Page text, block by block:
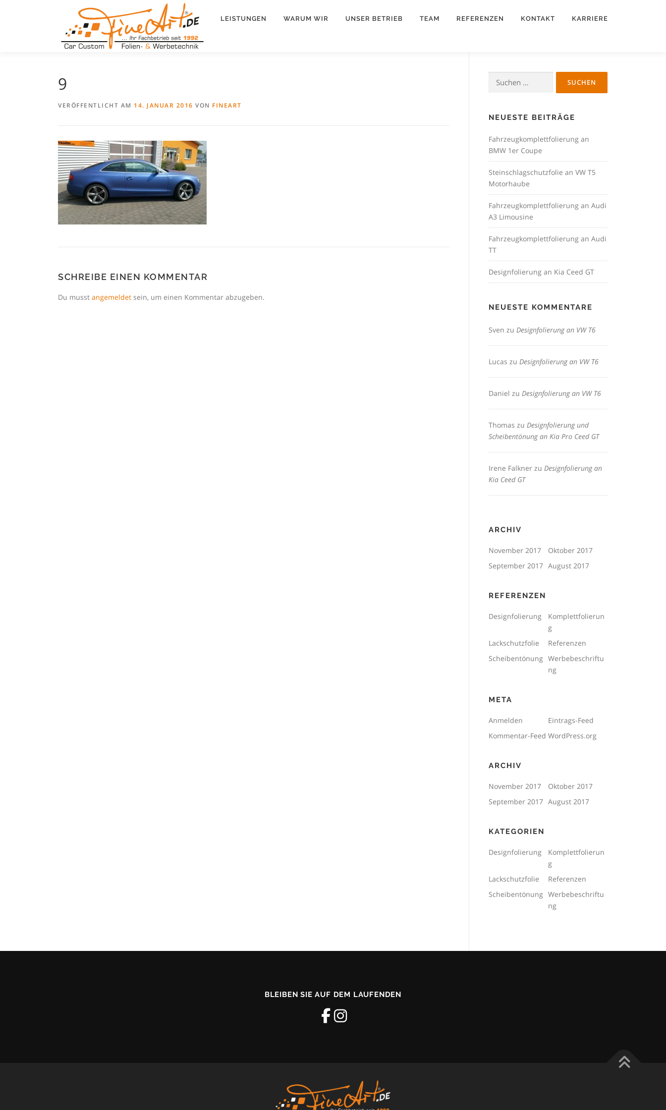
LEISTUNGEN WARUM WIR UNSER BETRIEB TEAM REFERENZEN KONTAKT KARRIERE
9
VERÖFFENTLICHT AM 14. JANUAR 2016 VON FINEART
SCHREIBE EINEN KOMMENTAR
Du musst angemeldet sein, um einen Kommentar abzugeben.
Suchen
nach:
NEUESTE BEITRÄGE
Fahrzeugkomplettfolierung an
BMW 1er Coupe
Steinschlagschutzfolie an VW T5
Motorhaube
Fahrzeugkomplettfolierung an Audi
A3 Limousine
Fahrzeugkomplettfolierung an Audi
TT
Designfolierung an Kia Ceed GT
NEUESTE KOMMENTARE
Sven zu Designfolierung an VW T6
Lucas zu Designfolierung an VW T6
Daniel zu Designfolierung an VW T6
Thomas zu Designfolierung und
Scheibentönung an Kia Pro Ceed GT
Irene Falkner zu Designfolierung an
Kia Ceed GT
ARCHIV
November 2017
Oktober 2017
September 2017 August 2017
REFERENZEN
Designfolierung
Komplettfolierun
g
Lackschutzfolie
Referenzen
Scheibentönung Werbebeschriftu
ng
META
Anmelden
Eintrags-Feed
Kommentar-Feed WordPress.org
ARCHIV
November 2017
Oktober 2017
September 2017 August 2017
KATEGORIEN
Designfolierung
Komplettfolierun
g
Lackschutzfolie
Referenzen
Scheibentönung Werbebeschriftu
ng
BLEIBEN SIE AUF DEM LAUFENDEN